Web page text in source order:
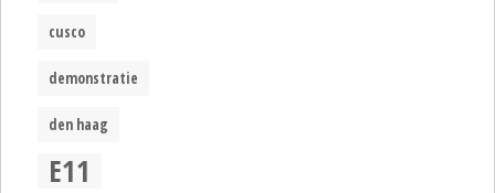
cusco
demonstratie
den haag
E11